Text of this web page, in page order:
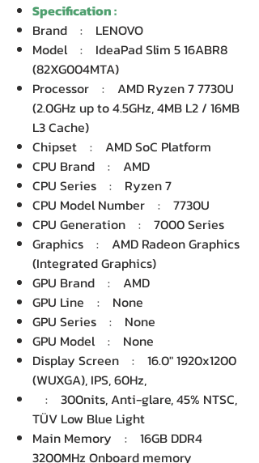
Specification :
Brand : LENOVO
Model : IdeaPad Slim 5 16ABR8
(82XG004MTA)
Processor : AMD Ryzen 7 7730U
(2.0GHz up to 4.5GHz, 4MB L2 / 16MB
L3 Cache)
Chipset : AMD SoC Platform
CPU Brand : AMD
CPU Series : Ryzen 7
CPU Model Number : 7730U
CPU Generation : 7000 Series
Graphics : AMD Radeon Graphics
(Integrated Graphics)
GPU Brand : AMD
GPU Line : None
GPU Series : None
GPU Model : None
Display Screen : 16.0" 1920x1200
(WUXGA), IPS, 60Hz,
: 300nits, Anti-glare, 45% NTSC,
TÜV Low Blue Light
Main Memory : 16GB DDR4
3200MHz Onboard memory